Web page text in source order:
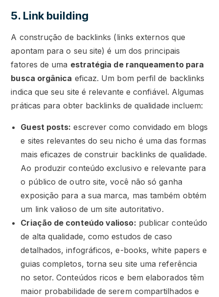
5. Link building
A construção de backlinks (links externos que
apontam para o seu site) é um dos principais
fatores de uma estratégia de ranqueamento para
busca orgânica eficaz. Um bom perfil de backlinks
indica que seu site é relevante e confiável. Algumas
práticas para obter backlinks de qualidade incluem:
Guest posts: escrever como convidado em blogs
e sites relevantes do seu nicho é uma das formas
mais eficazes de construir backlinks de qualidade.
Ao produzir conteúdo exclusivo e relevante para
o público de outro site, você não só ganha
exposição para a sua marca, mas também obtém
um link valioso de um site autoritativo.
Criação de conteúdo valioso: publicar conteúdo
de alta qualidade, como estudos de caso
detalhados, infográficos, e-books, white papers e
guias completos, torna seu site uma referência
no setor. Conteúdos ricos e bem elaborados têm
maior probabilidade de serem compartilhados e